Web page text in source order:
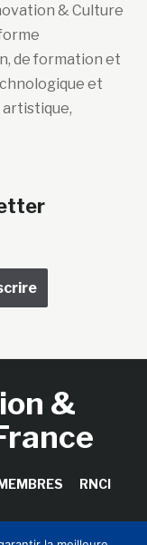
& Culture
de formation et
et
artistique,
&
RNCI